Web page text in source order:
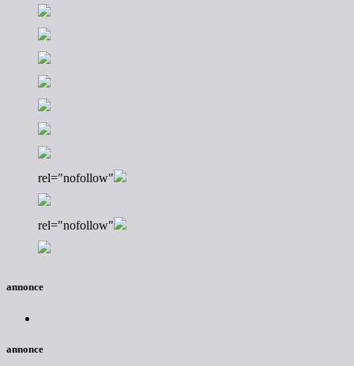
rel="nofollow"
rel="nofollow"
annonce
annonce